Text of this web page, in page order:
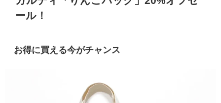
ール！
お得に買える今がチャンス